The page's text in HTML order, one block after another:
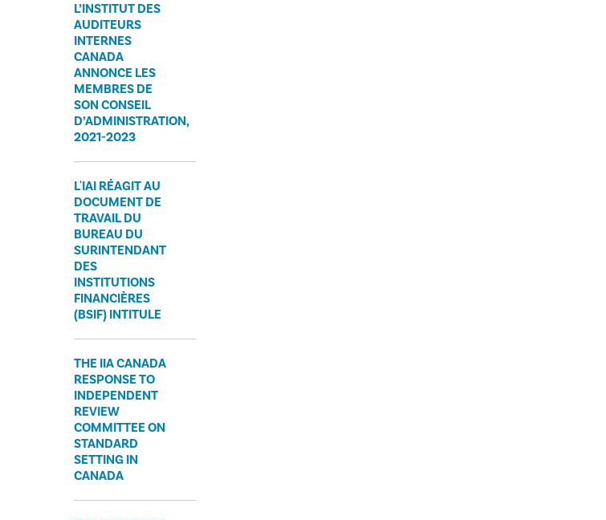
L’INSTITUT DES
AUDITEURS
INTERNES
CANADA
ANNONCE LES
MEMBRES DE
SON CONSEIL
D’ADMINISTRATION,
2021-2023
L'IAI RÉAGIT AU
DOCUMENT DE
TRAVAIL DU
BUREAU DU
SURINTENDANT
DES
INSTITUTIONS
FINANCIÈRES
(BSIF) INTITULE
THE IIA CANADA
RESPONSE TO
INDEPENDENT
REVIEW
COMMITTEE ON
STANDARD
SETTING IN
CANADA